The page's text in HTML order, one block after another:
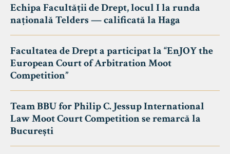
Echipa Facultății de Drept, locul I la runda
națională Telders — calificată la Haga
Facultatea de Drept a participat la “EnJOY the
European Court of Arbitration Moot
Competition”
Team BBU for Philip C. Jessup International
Law Moot Court Competition se remarcă la
București